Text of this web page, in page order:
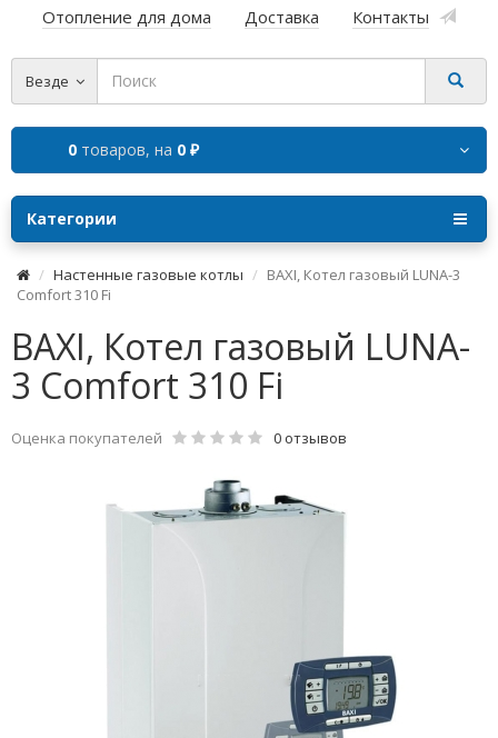
Отопление для дома
Доставка Контакты
Везде
0 товаров, на 0 ₽
Категории
Настенные газовые котлы
BAXI, Котел газовый LUNA-3
Comfort 310 Fi
BAXI, Котел газовый LUNA-
3 Comfort 310 Fi
Оценка покупателей 0 отзывов